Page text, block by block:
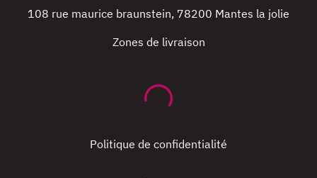
108 rue maurice braunstein, 78200 Mantes la jolie
Zones de livraison
Politique de confidentialité